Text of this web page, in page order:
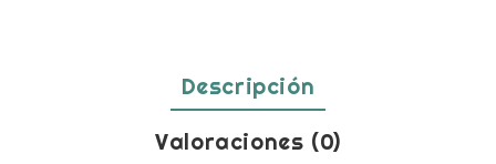
Descripción
Valoraciones (0)